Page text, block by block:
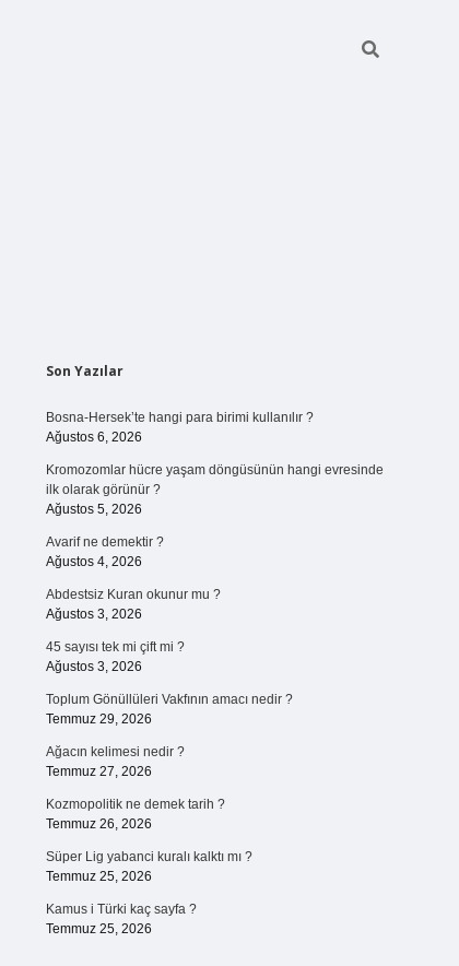
Sidebar
Son Yazılar
Bosna-Hersek’te hangi para birimi kullanılır ?
Ağustos 6, 2026
Kromozomlar hücre yaşam döngüsünün hangi evresinde
ilk olarak görünür ?
Ağustos 5, 2026
Avarif ne demektir ?
Ağustos 4, 2026
Abdestsiz Kuran okunur mu ?
Ağustos 3, 2026
45 sayısı tek mi çift mi ?
Ağustos 3, 2026
Toplum Gönüllüleri Vakfının amacı nedir ?
Temmuz 29, 2026
Ağacın kelimesi nedir ?
Temmuz 27, 2026
Kozmopolitik ne demek tarih ?
Temmuz 26, 2026
Süper Lig yabanci kuralı kalktı mı ?
Temmuz 25, 2026
Kamus i Türki kaç sayfa ?
Temmuz 25, 2026
ilbet girişhttps://betexpergiris.casino/